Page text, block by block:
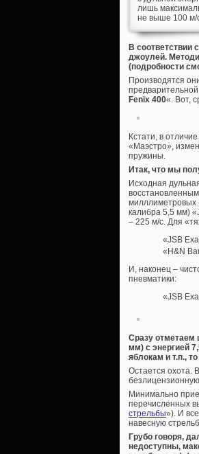
лишь
не выше 100 м/
В соответствии
джоулей.
(подробности
Производятся
Fenix 400«. Вот,
Кстати, в
«Маэстро»,
пружины.
Итак, что мы
Исходная
милллиметровых
калибра 5,5 мм)
– 225 м/с. Для
«JSB
«H&N
И, наконец –
пневматики:
«JSB
Сразу отметаем
мм) с энергией
яблокам и т.п.,
Остается охота.
Минимально
перечисленных
стрельбы»). И
навесную
Грубо говоря,
недоступны,